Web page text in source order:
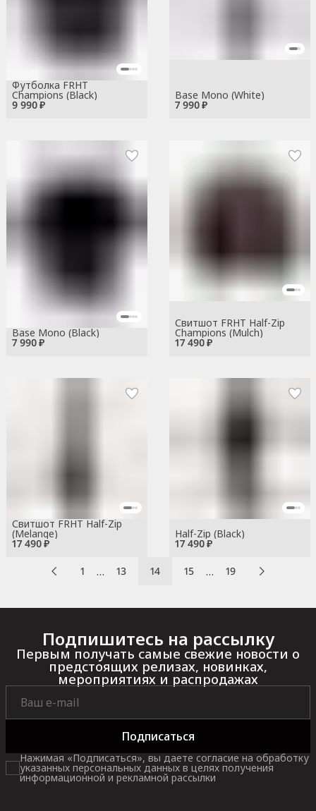
9 990 ₽
Футболка FRHT
Champions (Black)
7 990 ₽
Base Mono (White)
7 990 ₽
Base Mono (Black)
17 490 ₽
Свитшот FRHT Half-Zip
Champions (Mulch)
17 490 ₽
Свитшот FRHT Half-Zip
(Melange)
17 490 ₽
Half-Zip (Black)
1 … 13 14 15 … 19
Подпишитесь на рассылку
Первым получать самые свежие новости о
предстоящих релизах, новинках,
мероприятиях и распродажах
Подписаться
Нажимая «Подписаться», вы даете согласие на обработку
указанных персональных данных в целях получения
информационной и рекламной рассылки